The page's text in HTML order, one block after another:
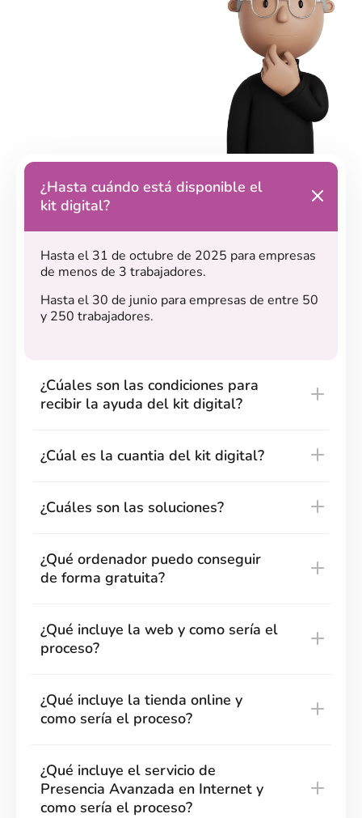
¿Hasta cuándo está disponible el
kit digital?
Hasta el 31 de octubre de 2025 para empresas
de menos de 3 trabajadores.
Hasta el 30 de junio para empresas de entre 50
y 250 trabajadores.
¿Cúales son las condiciones para
recibir la ayuda del kit digital?
¿Cúal es la cuantia del kit digital?
¿Cuáles son las soluciones?
¿Qué ordenador puedo conseguir
de forma gratuita?
¿Qué incluye la web y como sería el
proceso?
¿Qué incluye la tienda online y
como sería el proceso?
¿Qué incluye el servicio de
Presencia Avanzada en Internet y
como sería el proceso?